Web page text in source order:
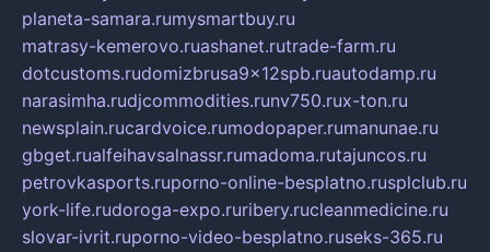
planeta-samara.rumysmartbuy.ru
matrasy-kemerovo.ruashanet.rutrade-farm.ru
dotcustoms.rudomizbrusa9x12spb.ruautodamp.ru
narasimha.rudjcommodities.runv750.rux-ton.ru
newsplain.rucardvoice.rumodopaper.rumanunae.ru
gbget.rualfeihavsalnassr.rumadoma.rutajuncos.ru
petrovkasports.ruporno-online-besplatno.rusplclub.ru
york-life.rudoroga-expo.ruribery.rucleanmedicine.ru
slovar-ivrit.ruporno-video-besplatno.ruseks-365.ru